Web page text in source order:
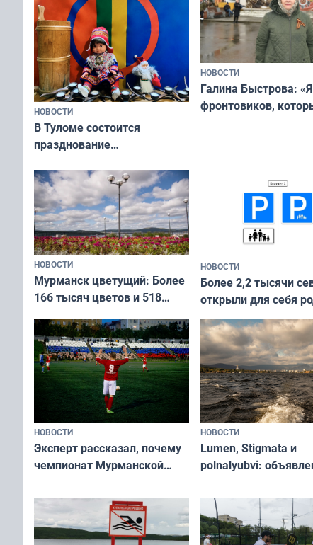
НОВОСТИ
В Туломе состоится
празднование
коренных народов мира
НОВОСТИ
Галина Быстрова:
фронтовиков,
НОВОСТИ
Мурманск цветущий: Более
166 тысяч цветов и 518
НОВОСТИ
Более 2,2 тысячи
открыли для себя
край в рамках
«Туризм для своих»
НОВОСТИ
Эксперт рассказал, почему
чемпионат Мурманской
незамеченным
НОВОСТИ
Lumen, Stigmata и
polnalyubvi:
«Имандра» в 2026